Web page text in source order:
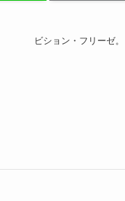
ビション・フリーゼ。